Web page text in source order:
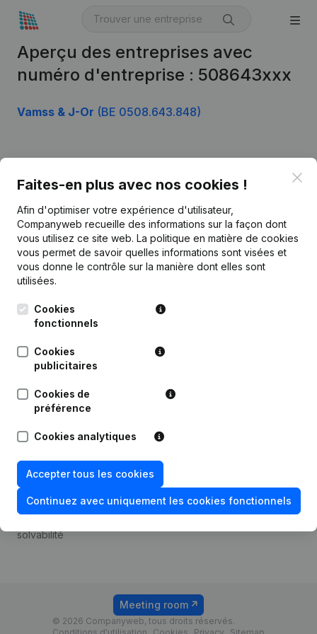
Aperçu des entreprises avec
numéro d'entreprise : 508643xxx
Vamss & J-Or (BE 0508.643.848)
Faites-en plus avec nos cookies !
Afin d'optimiser votre expérience d'utilisateur,
Companyweb recueille des informations sur la façon dont
vous utilisez ce site web. La politique en matière de cookies
vous permet de savoir quelles informations sont visées et
vous donne le contrôle sur la manière dont elles sont
utilisées.
Cookies
fonctionnels
Cookies
publicitaires
Cookies de
préférence
Cookies analytiques
Accepter tous les cookies
Continuez avec uniquement les cookies fonctionnels
Français
Kantorenpark Everest
Leuvensesteenweg
1800 Vilvoorde
Informations d’entreprise
Monitoring
Recherche internationale
Prospection
Compliance et prévention
de la fraude
Consulter des comptes
Recherche de numéro de
TVA
solvabilité
Tarifs
© 2026 Companyweb, tous droits réservés.
Meeting room